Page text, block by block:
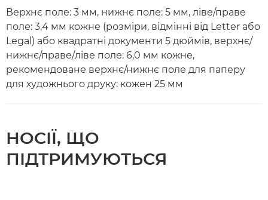
Верхнє поле: 3 мм, нижнє поле: 5 мм, ліве/праве
поле: 3,4 мм кожне (розміри, відмінні від Letter або
Legal) або квадратні документи 5 дюймів, верхнє/
нижнє/праве/ліве поле: 6,0 мм кожне,
рекомендоване верхнє/нижнє поле для паперу
для художнього друку: кожен 25 мм
НОСІЇ, ЩО
ПІДТРИМУЮТЬСЯ